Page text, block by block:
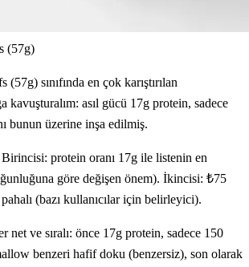
(57g)
sınıfında en çok karıştırılan
kavuşturalım: asıl gücü 17g protein, sadece
bunun üzerine inşa edilmiş.
protein oranı 17g ile listenin en
göre değişen önem). İkincisi: ₺75
(bazı kullanıcılar için belirleyici).
net ve sıralı: önce 17g protein, sadece 150
benzeri hafif doku (benzersiz), son olarak